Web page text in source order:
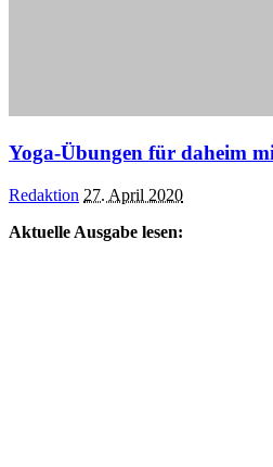
Yoga-Übungen für daheim
Posted
Redaktion 27. April 2020
Aktuelle Ausgabe lesen: